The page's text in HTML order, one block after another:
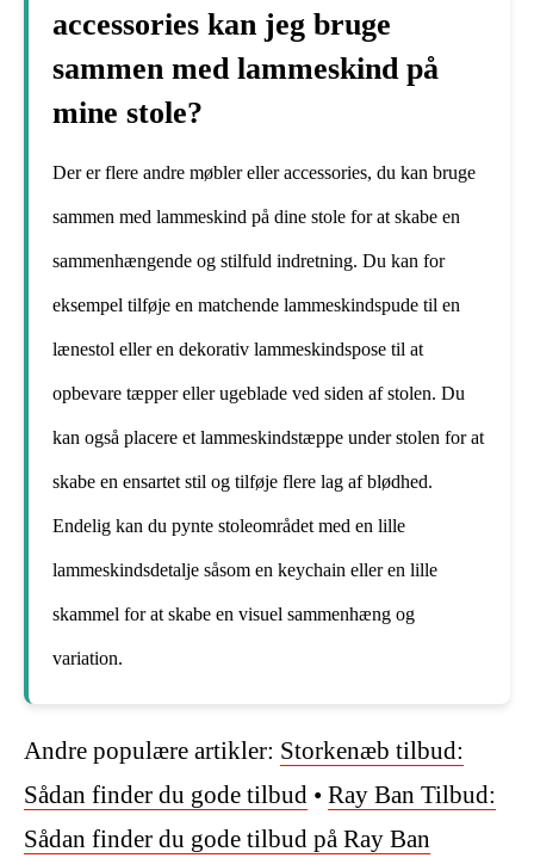
accessories kan jeg bruge
sammen med lammeskind på
mine stole?
Der er flere andre møbler eller accessories, du kan bruge
sammen med lammeskind på dine stole for at skabe en
sammenhængende og stilfuld indretning. Du kan for
eksempel tilføje en matchende lammeskindspude til en
lænestol eller en dekorativ lammeskindspose til at
opbevare tæpper eller ugeblade ved siden af stolen. Du
kan også placere et lammeskindstæppe under stolen for at
skabe en ensartet stil og tilføje flere lag af blødhed.
Endelig kan du pynte stoleområdet med en lille
lammeskindsdetalje såsom en keychain eller en lille
skammel for at skabe en visuel sammenhæng og
variation.
Andre populære artikler: Storkenæb tilbud:
Sådan finder du gode tilbud • Ray Ban Tilbud:
Sådan finder du gode tilbud på Ray Ban